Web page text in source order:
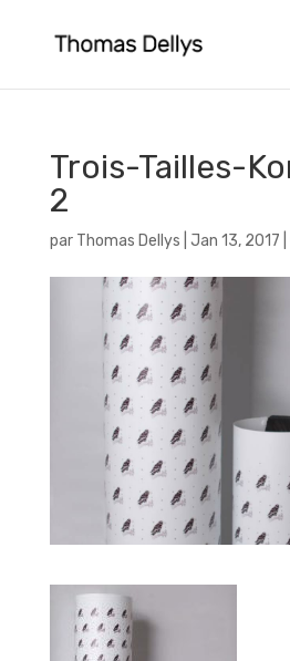
Trois-Tailles-
2
par Thomas Dellys Jan 13, 2017